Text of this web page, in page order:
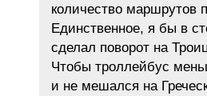
количество маршрутов
Единственное, я бы в
сделал поворот на
Чтобы троллейбус
и не мешался на